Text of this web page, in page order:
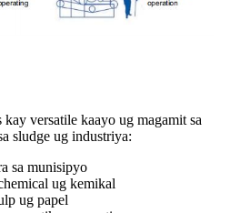
versatile kaayo ug magamit sa
sludge ug industriya:
sa munisipyo
ug kemikal
ug papel